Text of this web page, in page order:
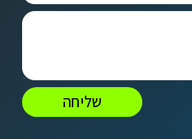
שליחה